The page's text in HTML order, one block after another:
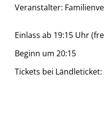
Veranstalter:
Einlass ab 19:15 Uhr
Beginn um 20:15
Tickets bei Ländleticket: